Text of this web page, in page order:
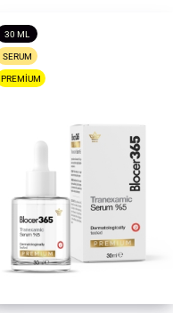
30 ML
SERUM
PREMIUM